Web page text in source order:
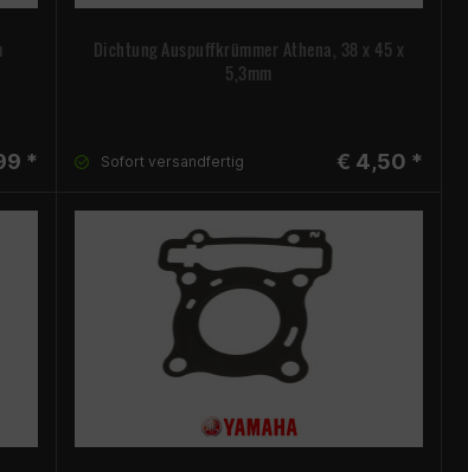
*
Dichtung Auspuffkrümmer Athena, 38 x 45 x
5,3mm
Sofort versandfertig € 4,50 *